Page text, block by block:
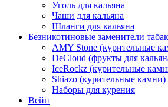
Уголь для кальяна
Чаши для кальяна
Шланги для кальяна
Безникотиновые заменители
AMY Stone (курительные
DeCloud (фрукты для
IceRockz (курительные
Shiazo (курительные камни)
Наборы для курения
Вейп